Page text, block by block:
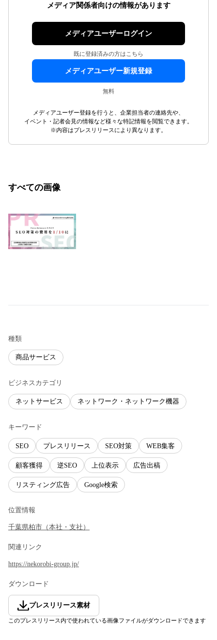
メディア関係者向けの情報があります
メディアユーザーログイン
既に登録済みの方はこちら
メディアユーザー新規登録
無料
メディアユーザー登録を行うと、企業担当者の連絡先や、
イベント・記者会見の情報など様々な特記情報を閲覧できます。
※内容はプレスリリースにより異なります。
すべての画像
種類
商品サービス
ビジネスカテゴリ
ネットサービス ネットワーク・ネットワーク機器
キーワード
SEO プレスリリース SEO対策 WEB集客
顧客獲得 逆SEO 上位表示 広告出稿
リスティング広告 Google検索
位置情報
千葉県柏市 （本社・支社 ）
関連リンク
https://nekorobi-group.jp/
ダウンロード
プレスリリース素材
このプレスリリース内で使われている画像ファイルがダウンロードできます